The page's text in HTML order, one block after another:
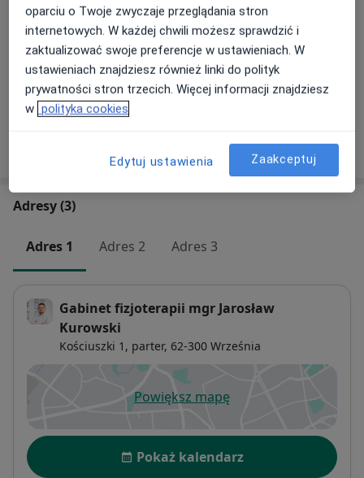
Badania kręgosłupa
180 zł Szczegóły Umów wizytę
+ 11 usług
W jaki sposób ustalane są ceny?
Adresy (3)
Adres 1 Adres 2 Adres 3
Gabinet fizjoterapii mgr Jarosław
Kurowski
Kościuszki 1, parter, 62-300 Września
Powiększ mapęotwiera się w nowej karcie
Dostępność
Pokaż kalendarz
oparciu o Twoje zwyczaje przeglądania stron
internetowych. W każdej chwili możesz sprawdzić i
zaktualizować swoje preferencje w ustawieniach. W
ustawieniach znajdziesz również linki do polityk
prywatności stron trzecich. Więcej informacji znajdziesz
w polityka cookies
Edytuj ustawienia Zaakceptuj